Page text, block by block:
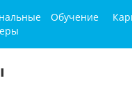
Обучение